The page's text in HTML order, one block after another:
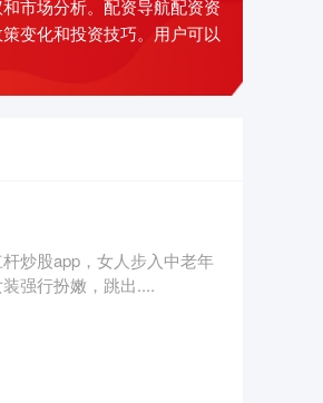
市场分析。配资导航配资资
变化和投资技巧。用户可以
炒股app，女人步入中老年
强行扮嫩，跳出....